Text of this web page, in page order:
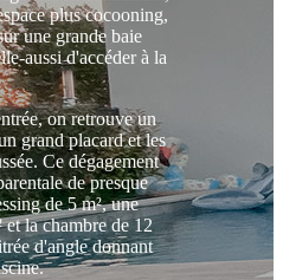
plus cocooning,
une grande baie
aussi d'accéder à la
on retrouve un
grand placard et les
Ce dégagement
de presque
de 5 m², une
et la chambre de 12
d'angle donnant